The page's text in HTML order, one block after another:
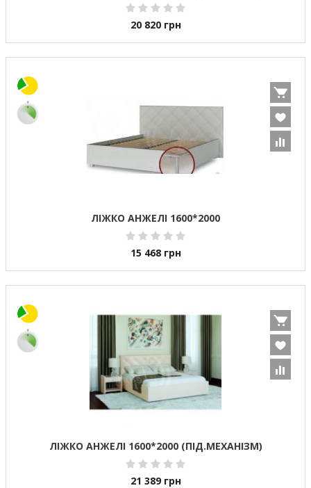
20 820 грн
ЛІЖКО АНЖЕЛІ 1600*2000
15 468 грн
ЛІЖКО АНЖЕЛІ 1600*2000 (ПІД.МЕХАНІЗМ)
21 389 грн